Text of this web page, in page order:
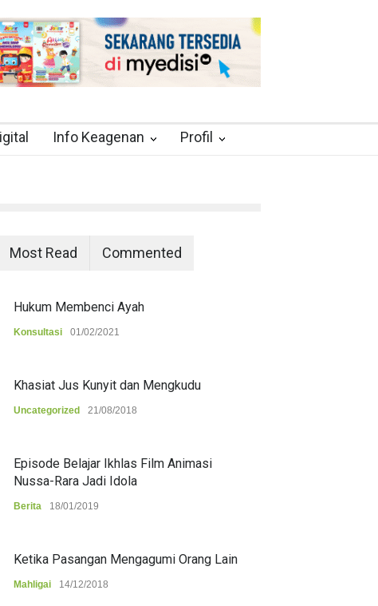
Info Keagenan Profil
Most Read Commented
Hukum Membenci Ayah
Konsultasi 01/02/2021
Khasiat Jus Kunyit dan Mengkudu
Uncategorized 21/08/2018
Episode Belajar Ikhlas Film Animasi
Nussa-Rara Jadi Idola
Berita 18/01/2019
Ketika Pasangan Mengagumi Orang Lain
Mahligai 14/12/2018